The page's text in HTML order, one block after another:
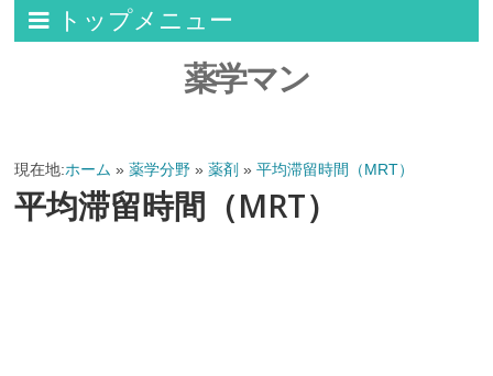
トップメニュー
薬学マン
現在地:ホーム »薬学分野 »薬剤 »平均滞留時間（MRT）
平均滞留時間（MRT）